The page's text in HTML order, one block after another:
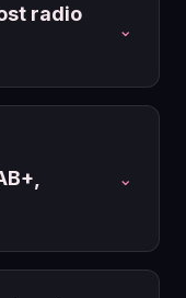
radio
⌄
⌄